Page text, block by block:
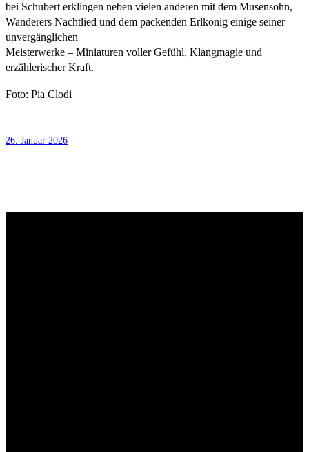
bei Schubert erklingen neben vielen anderen mit dem Musensohn,
Wanderers Nachtlied und dem packenden Erlkönig einige seiner
unvergänglichen
Meisterwerke – Miniaturen voller Gefühl, Klangmagie und
erzählerischer Kraft.
Foto: Pia Clodi
26. Januar 2026